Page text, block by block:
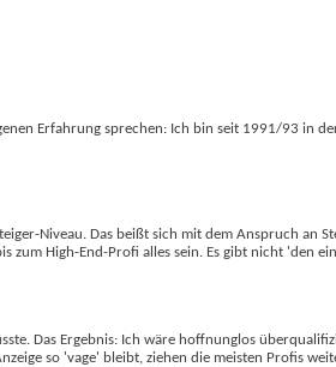
Erfahrung sprechen: Ich bin seit 1991/93 in
Niveau. Das beißt sich mit dem Anspruch an
High-End-Profi alles sein. Es gibt nicht 'den
Das Ergebnis: Ich wäre hoffnunglos
so 'vage' bleibt, ziehen die meisten Profis